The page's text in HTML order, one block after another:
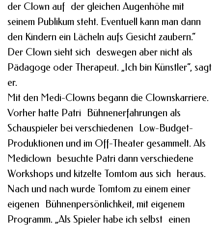
der Clown auf der gleichen Augenhöhe mit
seinem Publikum steht. Eventuell kann man dann
den Kindern ein Lächeln aufs Gesicht zaubern.“
Der Clown sieht sich deswegen aber nicht als
Pädagoge oder Therapeut. „Ich bin Künstler“, sagt
er.
Mit den Medi-Clowns begann die Clownskarriere.
Vorher hatte Patri Bühnenerfahrungen als
Schauspieler bei verschiedenen Low-Budget-
Produktionen und im Off-Theater gesammelt. Als
Mediclown besuchte Patri dann verschiedene
Workshops und kitzelte Tomtom aus sich heraus.
Nach und nach wurde Tomtom zu einem einer
eigenen Bühnenpersönlichkeit, mit eigenem
Programm. „Als Spieler habe ich selbst einen